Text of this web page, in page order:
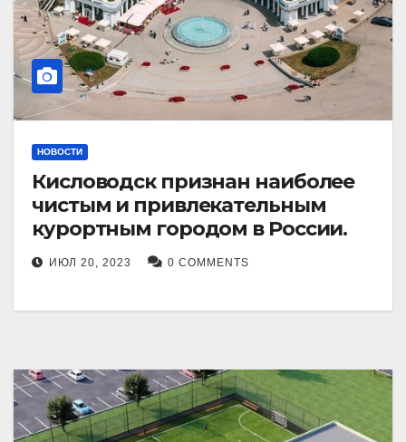
НОВОСТИ
Кисловодск признан наиболее
чистым и привлекательным
курортным городом в России.
ИЮЛ 20, 2023 0 COMMENTS